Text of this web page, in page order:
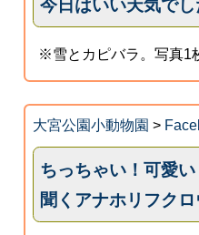
今日はいい天気でし
※雪とカピバラ。写真1
大宮公園小動物園 >
ちっちゃい！可愛
聞くアナホリフクロ